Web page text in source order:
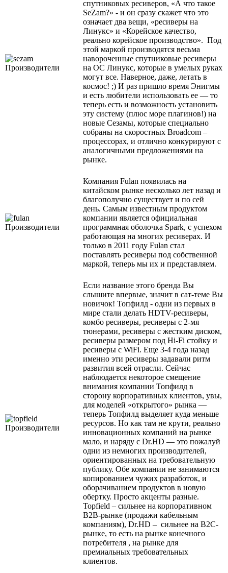
спутниковых ресиверов, «А что такое
SeZam?» - и он сразу скажет что это
означает два вещи, «ресиверы на
Линукс» и «Корейское качество,
реально корейское производство». Под
этой маркой производятся весьма
навороченные спутниковые ресиверы
на ОС Линукс, которые в умелых руках
могут все. Наверное, даже, летать в
космос! ;) И раз пришло время Энигмы
и есть любители использовать ее — то
теперь есть и возможность установить
эту систему (плюс море плагинов!) на
новые Сезамы, которые специально
собраны на скоростных Broadcom –
процессорах, и отлично конкурируют с
аналогичными предложениями на
рынке.
Компания Fulan появилась на
китайском рынке несколько лет назад и
благополучно существует и по сей
день. Самым известным продуктом
компании является официальная
программная оболочка Spark, с успехом
работающая на многих ресиверах. И
только в 2011 году Fulan стал
поставлять ресиверы под собственной
маркой, теперь мы их и представляем.
Если название этого бренда Вы
слышите впервые, значит в сат-теме Вы
новичок! Топфилд - одни из первых в
мире стали делать HDTV-ресиверы,
комбо ресиверы, ресиверы с 2-мя
тюнерами, ресиверы с жестким диском,
ресиверы размером под Hi-Fi стойку и
ресиверы c WiFi. Еще 3-4 года назад
именно эти ресиверы задавали ритм
развития всей отрасли. Сейчас
наблюдается некоторое смещение
внимания компании Топфилд в
сторону корпоративных клиентов, увы,
для моделей «открытого» рынка —
теперь Топфилд выделяет куда меньше
ресурсов. Но как там не крути, реально
инновационных компаний на рынке
мало, и наряду с Dr.HD — это пожалуй
одни из немногих производителей,
ориентированных на требовательную
публику. Обе компании не занимаются
копированием чужих разработок, и
оборачиванием продуктов в новую
обертку. Просто акценты разные.
Topfield – сильнее на корпоративном
B2B-рынке (продажи кабельным
компаниям), Dr.HD – сильнее на B2C-
рынке, то есть на рынке конечного
потребителя , на рынке для
премиальных требовательных
клиентов.